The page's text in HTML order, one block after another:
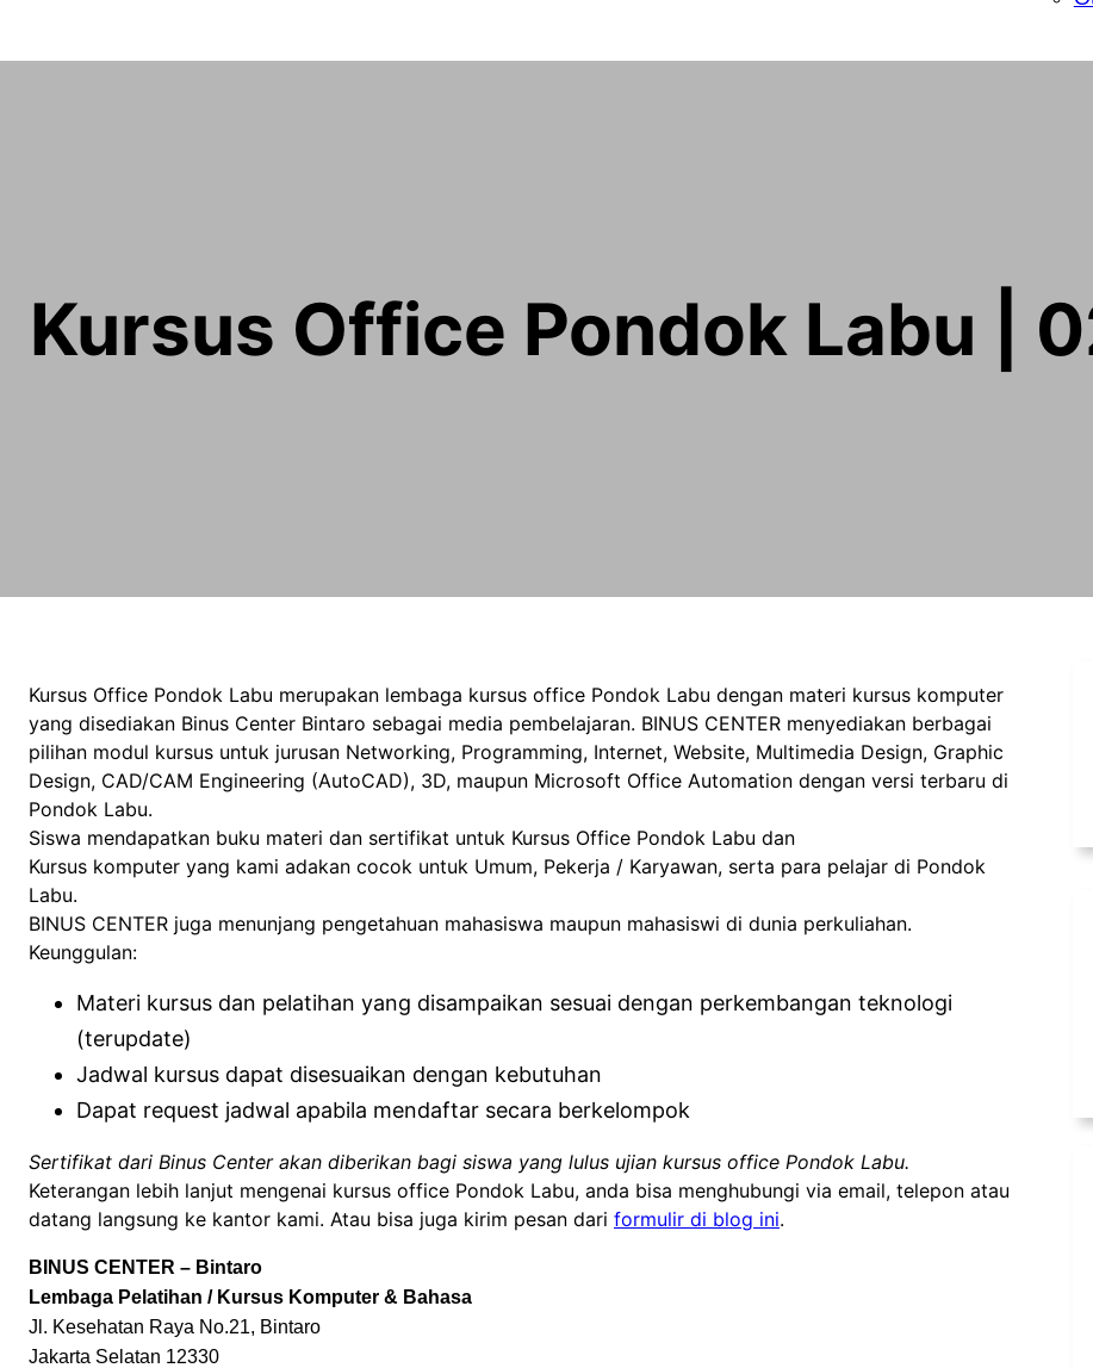
Kursus Office Pondok Labu |
Kursus Office Pondok Labu merupakan lembaga kursus office Pondok Labu dengan materi kursus komputer
yang disediakan Binus Center Bintaro sebagai media pembelajaran. BINUS CENTER menyediakan berbagai
pilihan modul kursus untuk jurusan Networking, Programming, Internet, Website, Multimedia Design, Graphic
Design, CAD/CAM Engineering (AutoCAD), 3D, maupun Microsoft Office Automation dengan versi terbaru di
Pondok Labu.
Siswa mendapatkan buku materi dan sertifikat untuk Kursus Office Pondok Labu dan
Kursus komputer yang kami adakan cocok untuk Umum, Pekerja / Karyawan, serta para pelajar di Pondok
Labu.
BINUS CENTER juga menunjang pengetahuan mahasiswa maupun mahasiswi di dunia perkuliahan.
Keunggulan:
Materi kursus dan pelatihan yang disampaikan sesuai dengan perkembangan teknologi
(terupdate)
Jadwal kursus dapat disesuaikan dengan kebutuhan
Dapat request jadwal apabila mendaftar secara berkelompok
Sertifikat dari Binus Center akan diberikan bagi siswa yang lulus ujian kursus office Pondok Labu.
Keterangan lebih lanjut mengenai kursus office Pondok Labu, anda bisa menghubungi via email, telepon atau
datang langsung ke kantor kami. Atau bisa juga kirim pesan dari formulir di blog ini.
BINUS CENTER – Bintaro
Lembaga Pelatihan / Kursus Komputer & Bahasa
Jl. Kesehatan Raya No.21, Bintaro
Jakarta Selatan 12330